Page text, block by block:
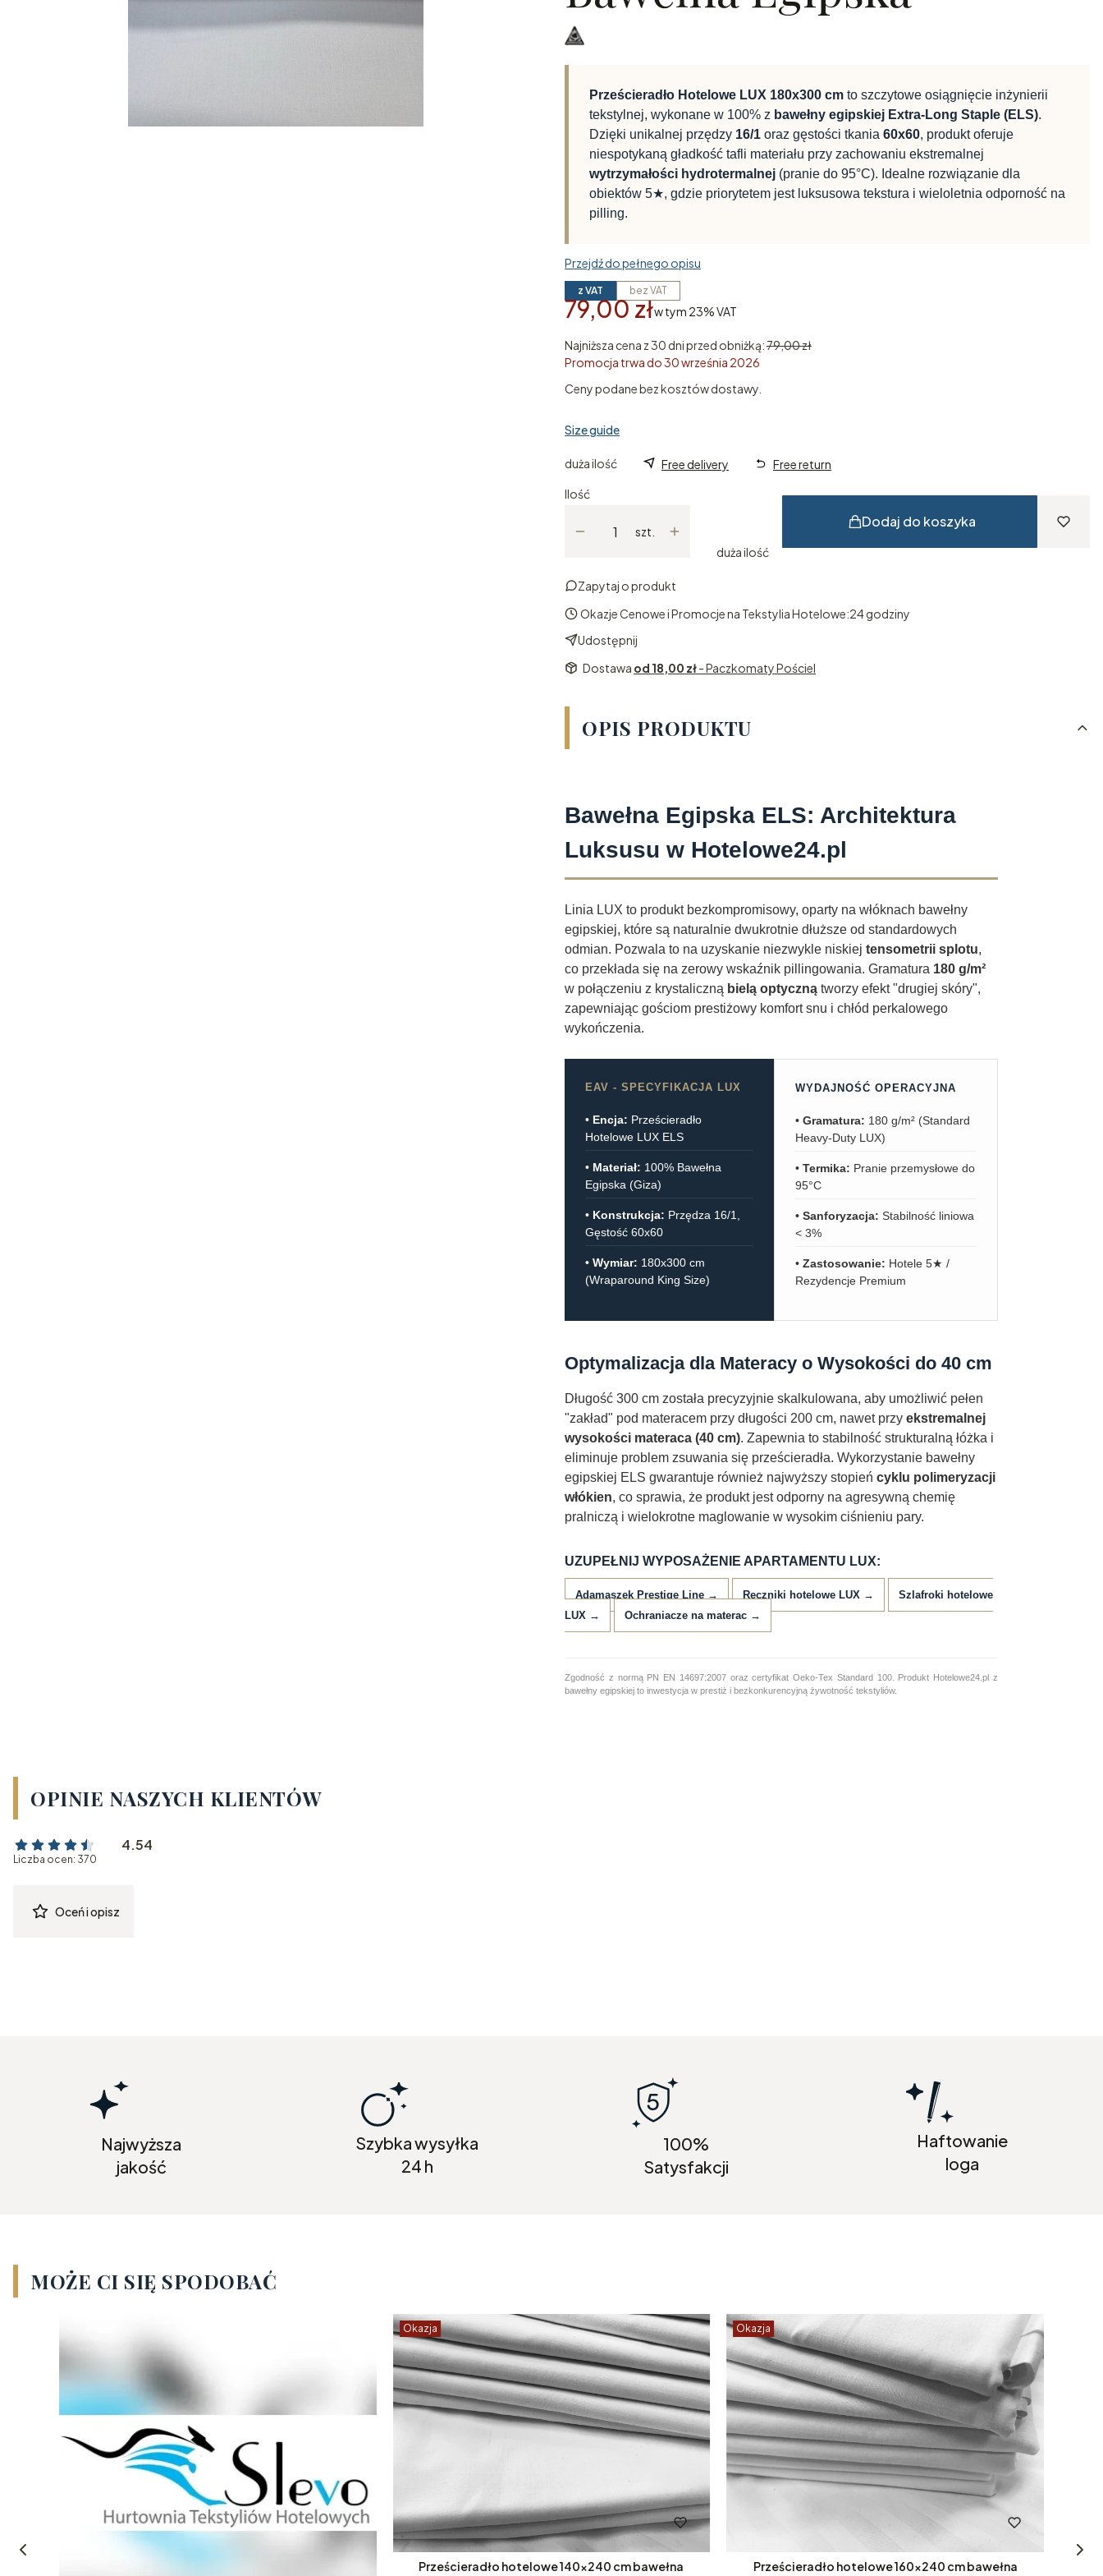
Prześcieradło Hotelowe LUX 180x300 cm to szczytowe osiągnięcie inżynierii
tekstylnej, wykonane w 100% z bawełny egipskiej Extra-Long Staple (ELS).
Dzięki unikalnej przędzy 16/1 oraz gęstości tkania 60x60, produkt oferuje
niespotykaną gładkość tafli materiału przy zachowaniu ekstremalnej
wytrzymałości hydrotermalnej (pranie do 95°C). Idealne rozwiązanie dla
obiektów 5★, gdzie priorytetem jest luksusowa tekstura i wieloletnia odporność na
pilling.
Przejdź do pełnego opisu
z VAT bez VAT
79,00 złw tym 23% VAT
w tym 23%VAT
Najniższa cena z 30 dni przed obniżką:79,00 zł
Promocja trwa do 30 września 2026
Ceny podane bez kosztów dostawy.
Size guide
duża ilość Free delivery
Free return
Ilość
szt.
duża ilość
Dodaj do koszyka
Zapytaj o produkt
Okazje Cenowe i Promocje na Tekstylia Hotelowe:24 godziny
Udostępnij
Dostawa od 18,00 zł- Paczkomaty Pościel
OPIS PRODUKTU
Bawełna Egipska ELS: Architektura
Luksusu w Hotelowe24.pl
Linia LUX to produkt bezkompromisowy, oparty na włóknach bawełny
egipskiej, które są naturalnie dwukrotnie dłuższe od standardowych
odmian. Pozwala to na uzyskanie niezwykle niskiej tensometrii splotu,
co przekłada się na zerowy wskaźnik pillingowania. Gramatura 180 g/m²
w połączeniu z krystaliczną bielą optyczną tworzy efekt "drugiej skóry",
zapewniając gościom prestiżowy komfort snu i chłód perkalowego
wykończenia.
EAV - SPECYFIKACJA LUX
• Encja: Prześcieradło
Hotelowe LUX ELS
• Materiał: 100% Bawełna
Egipska (Giza)
• Konstrukcja: Przędza 16/1,
Gęstość 60x60
• Wymiar: 180x300 cm
(Wraparound King Size)
WYDAJNOŚĆ OPERACYJNA
• Gramatura: 180 g/m² (Standard
Heavy-Duty LUX)
• Termika: Pranie przemysłowe do
95°C
• Sanforyzacja: Stabilność liniowa
< 3%
• Zastosowanie: Hotele 5★ /
Rezydencje Premium
Optymalizacja dla Materacy o Wysokości do 40 cm
Długość 300 cm została precyzyjnie skalkulowana, aby umożliwić pełen
"zakład" pod materacem przy długości 200 cm, nawet przy ekstremalnej
wysokości materaca (40 cm). Zapewnia to stabilność strukturalną łóżka i
eliminuje problem zsuwania się prześcieradła. Wykorzystanie bawełny
egipskiej ELS gwarantuje również najwyższy stopień cyklu polimeryzacji
włókien, co sprawia, że produkt jest odporny na agresywną chemię
pralniczą i wielokrotne maglowanie w wysokim ciśnieniu pary.
UZUPEŁNIJ WYPOSAŻENIE APARTAMENTU LUX:
Adamaszek Prestige Line → Ręczniki hotelowe LUX →
Szlafroki hotelowe
LUX →
Ochraniacze na materac →
Zgodność z normą PN EN 14697:2007 oraz certyfikat Oeko-Tex Standard 100. Produkt Hotelowe24.pl z
bawełny egipskiej to inwestycja w prestiż i bezkonkurencyjną żywotność tekstyliów.
OPINIE NASZYCH KLIENTÓW
4.54
Liczba ocen: 370
Oceń i opisz
Najwyższa
jakość
Szybka wysyłka
24 h
100%
Satysfakcji
Haftowanie
loga
MOŻE CI SIĘ SPODOBAĆ
Okazja
Prześcieradło hotelowe 140x240 cm bawełna
Okazja
Prześcieradło hotelowe 160x240 cm bawełna